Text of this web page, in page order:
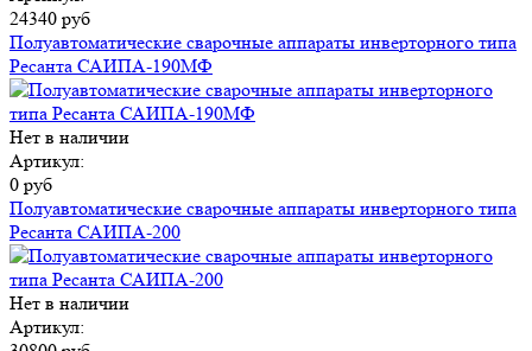
24340 руб
Полуавтоматические сварочные аппараты инверторного типа
Ресанта САИПА-190МФ
Нет в наличии
Артикул:
0 руб
Полуавтоматические сварочные аппараты инверторного типа
Ресанта САИПА-200
Нет в наличии
Артикул: